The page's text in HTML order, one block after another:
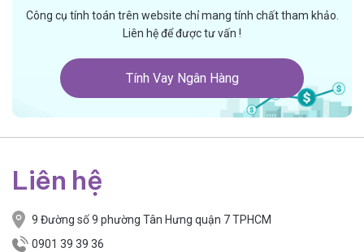
Công cụ tính toán trên website chỉ mang tính chất tham khảo.
Liên hệ để được tư vấn !
Tính Vay Ngân Hàng
Liên hệ
9 Đường số 9 phường Tân Hưng quận 7 TPHCM
0901 39 39 36